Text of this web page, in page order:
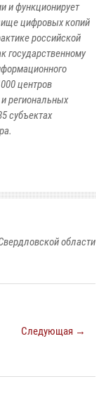
и функционирует
цифровых копий
российской
государственному
центров
региональных
субъектах
области
Следующая →